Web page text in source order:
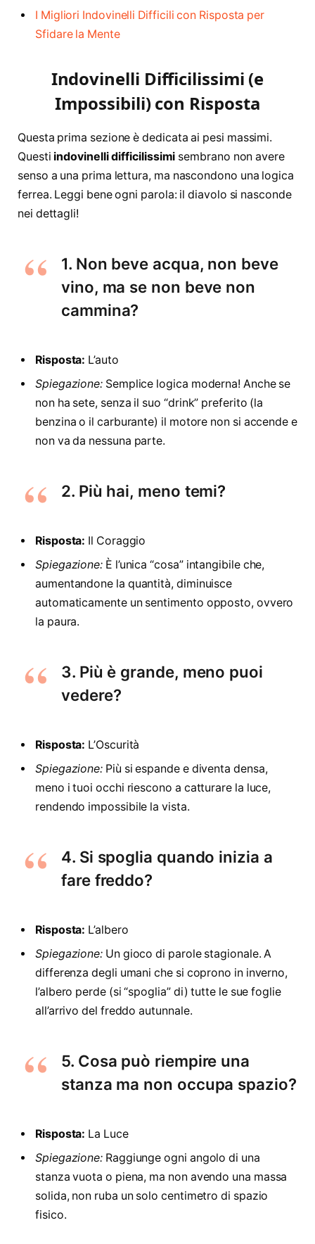
I Migliori Indovinelli Difficili con Risposta per
Sfidare la Mente
Indovinelli Difficilissimi (e
Impossibili) con Risposta
Questa prima sezione è dedicata ai pesi massimi.
Questi indovinelli difficilissimi sembrano non avere
senso a una prima lettura, ma nascondono una logica
ferrea. Leggi bene ogni parola: il diavolo si nasconde
nei dettagli!
1. Non beve acqua, non beve
vino, ma se non beve non
cammina?
Risposta: L’auto
Spiegazione: Semplice logica moderna! Anche se
non ha sete, senza il suo “drink” preferito (la
benzina o il carburante) il motore non si accende e
non va da nessuna parte.
2. Più hai, meno temi?
Risposta: Il Coraggio
Spiegazione: È l’unica “cosa” intangibile che,
aumentandone la quantità, diminuisce
automaticamente un sentimento opposto, ovvero
la paura.
3. Più è grande, meno puoi
vedere?
Risposta: L’Oscurità
Spiegazione: Più si espande e diventa densa,
meno i tuoi occhi riescono a catturare la luce,
rendendo impossibile la vista.
4. Si spoglia quando inizia a
fare freddo?
Risposta: L’albero
Spiegazione: Un gioco di parole stagionale. A
differenza degli umani che si coprono in inverno,
l’albero perde (si “spoglia” di) tutte le sue foglie
all’arrivo del freddo autunnale.
5. Cosa può riempire una
stanza ma non occupa spazio?
Risposta: La Luce
Spiegazione: Raggiunge ogni angolo di una
stanza vuota o piena, ma non avendo una massa
solida, non ruba un solo centimetro di spazio
fisico.